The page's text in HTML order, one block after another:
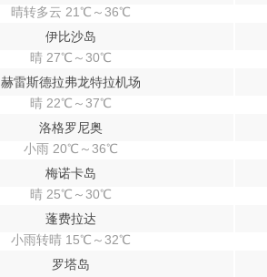
晴转多云 21℃～36℃
伊比沙岛
晴 27℃～30℃
赫雷斯德拉弗龙特拉机场
晴 22℃～37℃
洛格罗尼奥
小雨 20℃～36℃
梅诺卡岛
晴 25℃～30℃
蓬费拉达
小雨转晴 15℃～32℃
罗塔岛